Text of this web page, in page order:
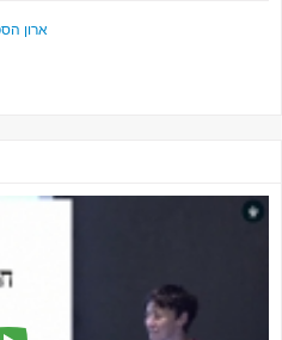
ארון